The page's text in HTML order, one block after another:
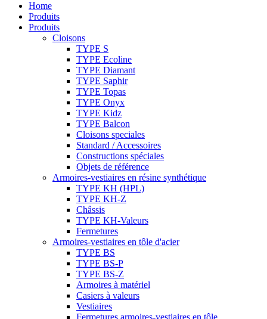
Home
Produits
Produits
Cloisons
TYPE S
TYPE Ecoline
TYPE Diamant
TYPE Saphir
TYPE Topas
TYPE Onyx
TYPE Kidz
TYPE Balcon
Cloisons speciales
Standard / Accessoires
Constructions spéciales
Objets de référence
Armoires-vestiaires en résine synthétique
TYPE KH (HPL)
TYPE KH-Z
Châssis
TYPE KH-Valeurs
Fermetures
Armoires-vestiaires en tôle d'acier
TYPE BS
TYPE BS-P
TYPE BS-Z
Armoires à matériel
Casiers à valeurs
Vestiaires
Fermetures armoires-vestiaires en tôle